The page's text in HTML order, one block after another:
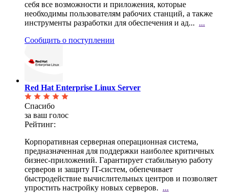
себя все возможности и приложения, которые
необходимы пользователям рабочих станций, а также
инструменты разработки для обеспечения и ад... ...
Сообщить о поступлении
Red Hat Enterprise Linux Server
Спасибо
за ваш голос
Рейтинг:
Корпоративная серверная операционная система,
предназначенная для поддержки наиболее критичных
бизнес-приложений. Гарантирует стабильную работу
серверов и защиту IT-систем, обепечивает
быстродействие вычислительных центров и позволяет
упростить настройку новых серверов. ...